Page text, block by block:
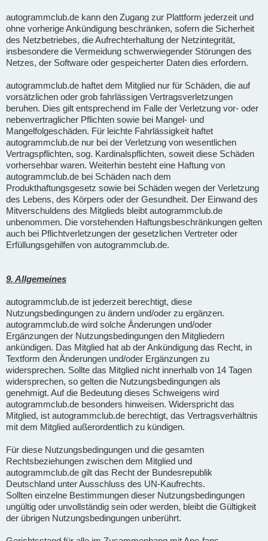
autogrammclub.de kann den Zugang zur Plattform jederzeit und
ohne vorherige Ankündigung beschränken, sofern die Sicherheit
des Netzbetriebes, die Aufrechterhaltung der Netzintegrität,
insbesondere die Vermeidung schwerwiegender Störungen des
Netzes, der Software oder gespeicherter Daten dies erfordern.
autogrammclub.de haftet dem Mitglied nur für Schäden, die auf
vorsätzlichen oder grob fahrlässigen Vertragsverletzungen
beruhen. Dies gilt entsprechend im Falle der Verletzung vor- oder
nebenvertraglicher Pflichten sowie bei Mangel- und
Mangelfolgeschäden. Für leichte Fahrlässigkeit haftet
autogrammclub.de nur bei der Verletzung von wesentlichen
Vertragspflichten, sog. Kardinalspflichten, soweit diese Schäden
vorhersehbar waren. Weiterhin besteht eine Haftung von
autogrammclub.de bei Schäden nach dem
Produkthaftungsgesetz sowie bei Schäden wegen der Verletzung
des Lebens, des Körpers oder der Gesundheit. Der Einwand des
Mitverschuldens des Mitglieds bleibt autogrammclub.de
unbenommen. Die vorstehenden Haftungsbeschränkungen gelten
auch bei Pflichtverletzungen der gesetzlichen Vertreter oder
Erfüllungsgehilfen von autogrammclub.de.
9. Allgemeines
autogrammclub.de ist jederzeit berechtigt, diese
Nutzungsbedingungen zu ändern und/oder zu ergänzen.
autogrammclub.de wird solche Änderungen und/oder
Ergänzungen der Nutzungsbedingungen den Mitgliedern
ankündigen. Das Mitglied hat ab der Ankündigung das Recht, in
Textform den Änderungen und/oder Ergänzungen zu
widersprechen. Sollte das Mitglied nicht innerhalb von 14 Tagen
widersprechen, so gelten die Nutzungsbedingungen als
genehmigt. Auf die Bedeutung dieses Schweigens wird
autogrammclub.de besonders hinweisen. Widerspricht das
Mitglied, ist autogrammclub.de berechtigt, das Vertragsverhältnis
mit dem Mitglied außerordentlich zu kündigen.
Für diese Nutzungsbedingungen und die gesamten
Rechtsbeziehungen zwischen dem Mitglied und
autogrammclub.de gilt das Recht der Bundesrepublik
Deutschland unter Ausschluss des UN-Kaufrechts.
Sollten einzelne Bestimmungen dieser Nutzungsbedingungen
ungültig oder unvollständig sein oder werden, bleibt die Gültigkeit
der übrigen Nutzungsbedingungen unberührt.